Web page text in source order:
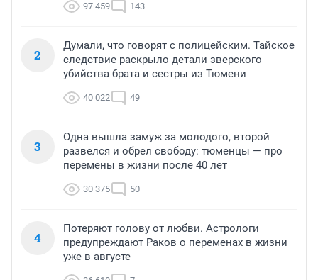
97 459 143
2
Думали, что говорят с полицейским. Тайское
следствие раскрыло детали зверского
убийства брата и сестры из Тюмени
40 022 49
3
Одна вышла замуж за молодого, второй
развелся и обрел свободу: тюменцы — про
перемены в жизни после 40 лет
30 375 50
4
Потеряют голову от любви. Астрологи
предупреждают Раков о переменах в жизни
уже в августе